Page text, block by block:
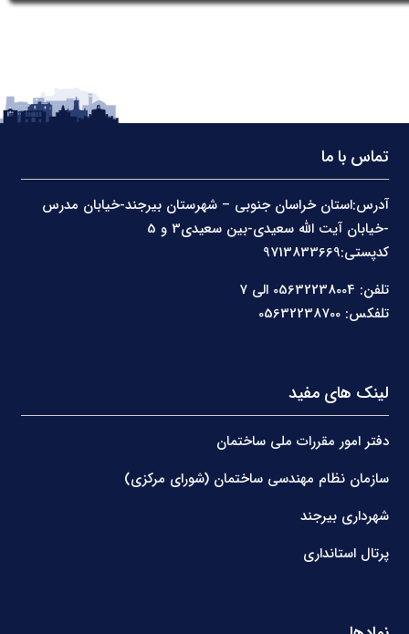
تماس با ما
آدرس:استان خراسان جنوبی – شهرستان بیرجند-خیابان مدرس
کدپستی:9713833669
تلفن: 05632238004 الی 7
تلفکس: 05632238700
لینک های مفید
دفتر امور مقررات ملی ساختمان
سازمان نظام مهندسی ساختمان (شورای مرکزی)
شهرداری بیرجند
پرتال استانداری